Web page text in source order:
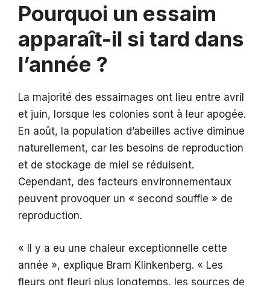
Pourquoi un essaim
apparaît-il si tard dans
l’année ?
La majorité des essaimages ont lieu entre avril
et juin, lorsque les colonies sont à leur apogée.
En août, la population d’abeilles active diminue
naturellement, car les besoins de reproduction
et de stockage de miel se réduisent.
Cependant, des facteurs environnementaux
peuvent provoquer un « second souffle » de
reproduction.
« Il y a eu une chaleur exceptionnelle cette
année », explique Bram Klinkenberg. « Les
fleurs ont fleuri plus longtemps, les sources de